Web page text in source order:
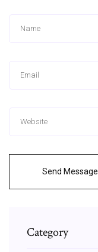
Send Message
Category